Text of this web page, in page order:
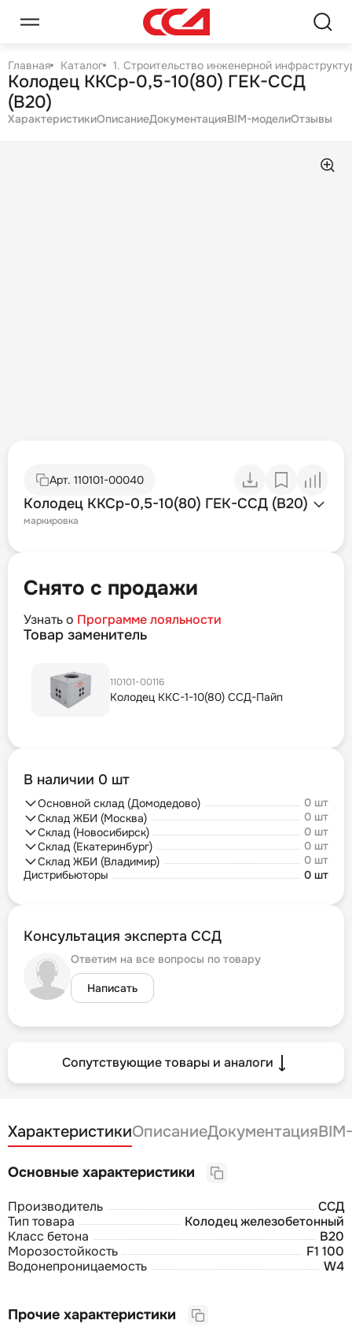
Главная Каталог 1. Строительство инженерной
Колодец ККСр-0,5-10(80) ГЕК-ССД
(В20)
ХарактеристикиОписаниеДокументацияBIM-моделиОтзывы
Арт. 110101-00040
Колодец ККСр-0,5-10(80) ГЕК-ССД (В20)
маркировка
Снято с продажи
Узнать о Программе лояльности
Товар заменитель
110101-00116
Колодец ККС-1-10(80) ССД-Пайп
В наличии 0 шт
Основной склад (Домодедово)
0 шт
Склад ЖБИ (Москва)
0 шт
Склад (Новосибирск)
0 шт
Склад (Екатеринбург)
0 шт
Склад ЖБИ (Владимир)
0 шт
Дистрибьюторы
0 шт
Консультация эксперта ССД
Ответим на все вопросы по товару
Написать
Сопутствующие товары и аналоги
ХарактеристикиОписаниеДокументация
Основные характеристики
Производитель
ССД
Тип товара
Колодец железобетонный
Класс бетона
B20
Морозостойкость
F1 100
Водонепроницаемость
W4
Прочие характеристики